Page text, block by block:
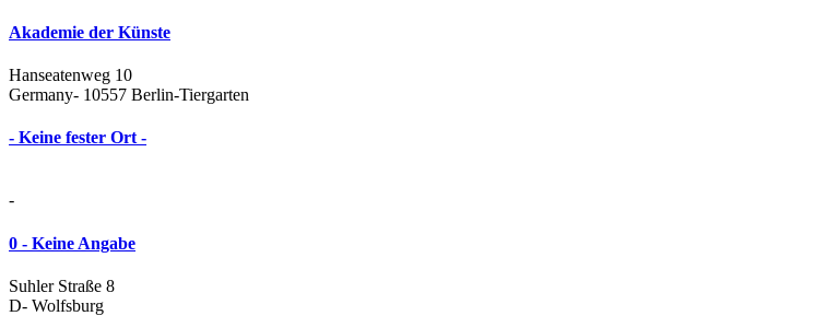
Akademie der Künste
Hanseatenweg 10
Germany- 10557 Berlin-Tiergarten
- Keine fester Ort -
-
0 - Keine Angabe
Suhler Straße 8
D- Wolfsburg